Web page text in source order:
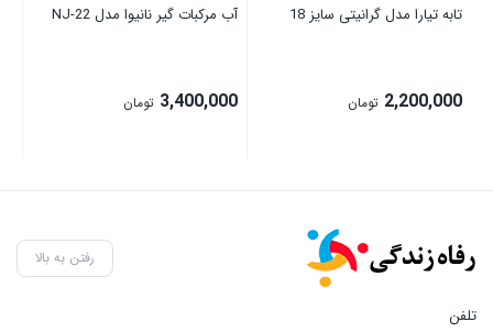
تابه تیارا مدل گرانیتی سایز 18
2,200,000 تومان
آب مرکبات گیر نانیوا مدل NJ-22
3,400,000 تومان
رفتن به بالا
تلفن